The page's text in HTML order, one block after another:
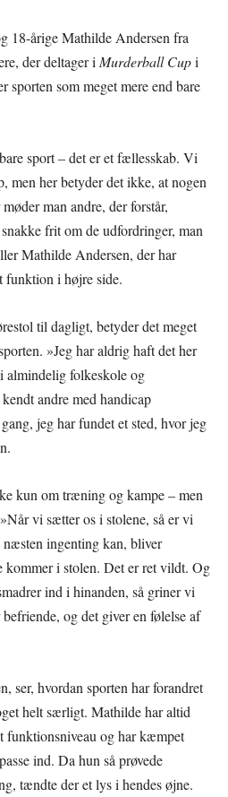
18-årige Mathilde Andersen fra
der deltager i Murderball Cupi
sporten som meget mere end bare
sport – det er et fællesskab. Vi
men her betyder det ikke, at nogen
man andre, der forstår,
frit om de udfordringer, man
Mathilde Andersen, der har
funktion i højre side.
til dagligt, betyder det meget
»Jeg har aldrig haft det her
almindelig folkeskole og
andre med handicap
jeg har fundet et sted, hvor jeg
kun om træning og kampe – men
vi sætter os i stolene, så er vi
ingenting kan, bliver
i stolen. Det er ret vildt. Og
ind i hinanden, så griner vi
og det giver en følelse af
ser, hvordan sporten har forandret
helt særligt. Mathilde har altid
og har kæmpet
ind. Da hun så prøvede
tændte der et lys i hendes øjne.